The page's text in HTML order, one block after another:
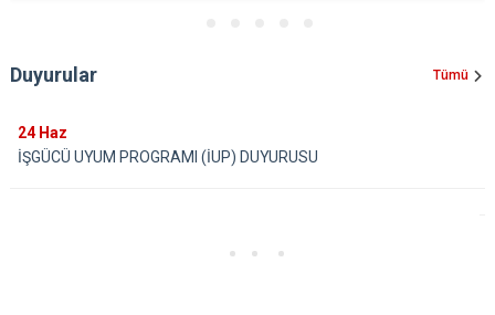
Duyurular Tümü
24 Haz
İŞGÜCÜ UYUM PROGRAMI (İUP) DUYURUSU